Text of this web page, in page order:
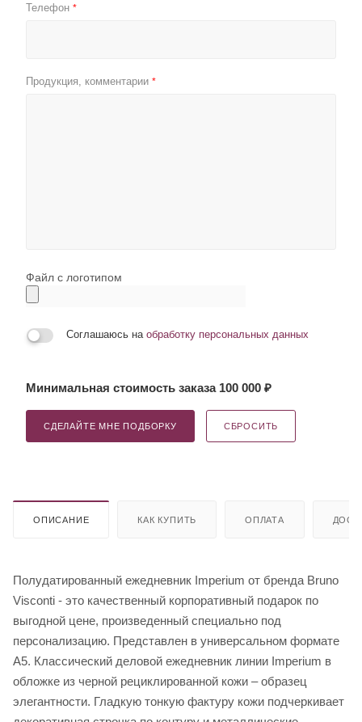
Телефон *
Продукция, комментарии *
Файл с логотипом
Соглашаюсь на обработку персональных данных
Минимальная стоимость заказа 100 000 ₽
СДЕЛАЙТЕ МНЕ ПОДБОРКУ СБРОСИТЬ
ОПИСАНИЕ КАК КУПИТЬ ОПЛАТА
Полудатированный ежедневник Imperium от бренда Bruno
Visconti - это качественный корпоративный подарок по
выгодной цене, произведенный специально под
персонализацию. Представлен в универсальном формате
А5. Классический деловой ежедневник линии Imperium в
обложке из черной рециклированной кожи – образец
элегантности. Гладкую тонкую фактуру кожи подчеркивает